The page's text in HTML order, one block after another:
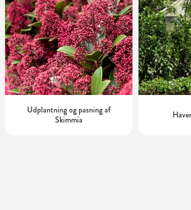
Udplantning og pasning af
Skimmia